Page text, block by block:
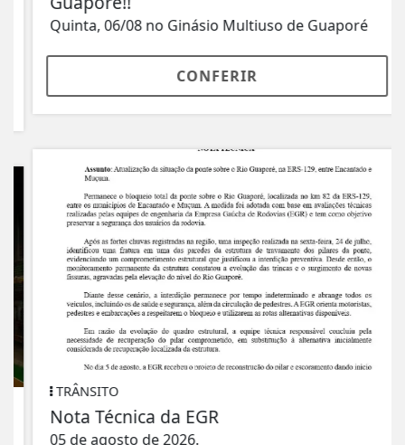
Quinta, 06/08 no Ginásio Multiuso de Guaporé
CONFERIR
TRÂNSITO
Nota Técnica da EGR
05 de agosto de 2026.